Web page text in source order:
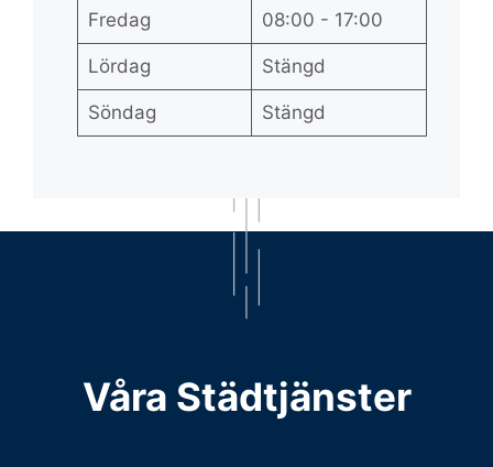
Fredag 08:00 - 17:00
Lördag Stängd
Söndag Stängd
Våra Städtjänster